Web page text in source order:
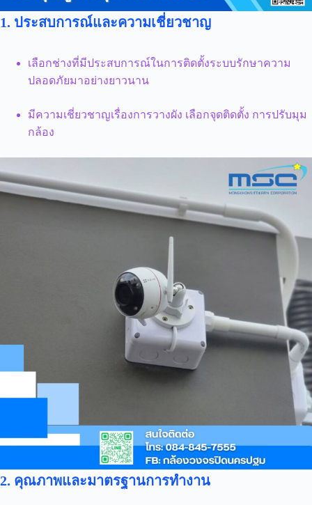
1. ประสบการณ์และความเชี่ยวชาญ
เลือกช่างที่มีประสบการณ์ในการติดตั้งระบบรักษาความ
ปลอดภัยมาอย่างยาวนาน
มีความเชี่ยวชาญเรื่องการวางผัง เลือกจุดติดตั้ง การปรับมุม
กล้อง
2. คุณภาพและมาตรฐานการทำงาน